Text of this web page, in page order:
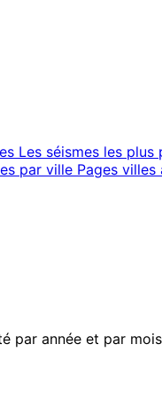
Les séismes les
par ville Pages
par année et par